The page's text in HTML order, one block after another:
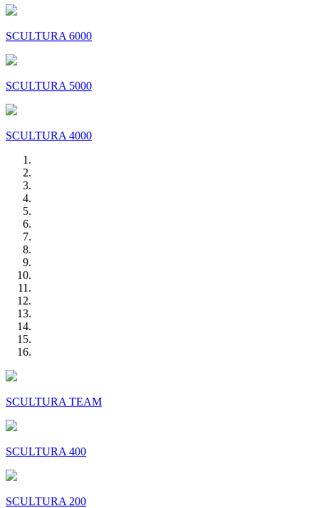
SCULTURA 6000
SCULTURA 5000
SCULTURA 4000
SCULTURA TEAM
SCULTURA 400
SCULTURA 200